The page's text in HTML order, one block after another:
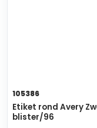
105386
Etiket rond Avery
blister/96